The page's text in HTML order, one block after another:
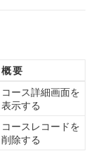
概要
コース詳細画面を
表示する
コースレコードを
削除する